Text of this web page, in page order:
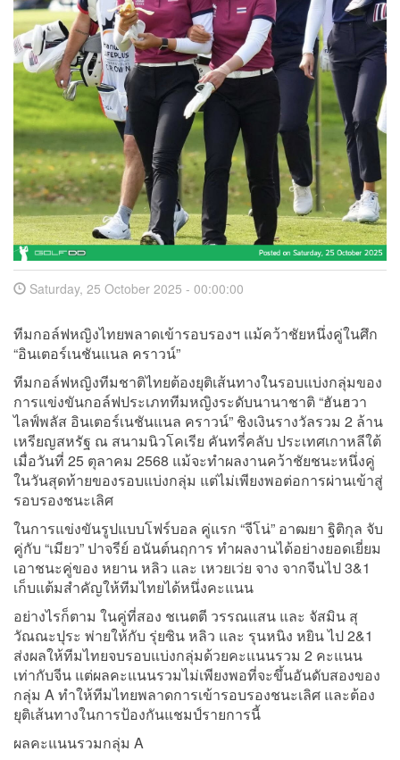
Saturday, 25 October 2025 - 00:00:00
ทีมกอล์ฟหญิงไทยพลาดเข้ารอบรองฯ แม้คว้าชัยหนึ่งคู่ในศึก
“อินเตอร์เนชันแนล คราวน์”
ทีมกอล์ฟหญิงทีมชาติไทยต้องยุติเส้นทางในรอบแบ่งกลุ่มของ
การแข่งขันกอล์ฟประเภททีมหญิงระดับนานาชาติ “ฮันฮวา
ไลฟ์พลัส อินเตอร์เนชันแนล คราวน์” ชิงเงินรางวัลรวม 2 ล้าน
เหรียญสหรัฐ ณ สนามนิวโคเรีย คันทรี่คลับ ประเทศเกาหลีใต้
เมื่อวันที่ 25 ตุลาคม 2568 แม้จะทำผลงานคว้าชัยชนะหนึ่งคู่
ในวันสุดท้ายของรอบแบ่งกลุ่ม แต่ไม่เพียงพอต่อการผ่านเข้าสู่
รอบรองชนะเลิศ
ในการแข่งขันรูปแบบโฟร์บอล คู่แรก “จีโน่” อาฒยา ฐิติกุล จับ
คู่กับ “เมียว” ปาจรีย์ อนันต์นฤการ ทำผลงานได้อย่างยอดเยี่ยม
เอาชนะคู่ของ หยาน หลิว และ เหวยเว่ย จาง จากจีนไป 3&1
เก็บแต้มสำคัญให้ทีมไทยได้หนึ่งคะแนน
อย่างไรก็ตาม ในคู่ที่สอง ชเนตตี วรรณแสน และ จัสมิน สุ
วัณณะปุระ พ่ายให้กับ รุ่ยซิน หลิว และ รุนหนิง หยิน ไป 2&1
ส่งผลให้ทีมไทยจบรอบแบ่งกลุ่มด้วยคะแนนรวม 2 คะแนน
เท่ากับจีน แต่ผลคะแนนรวมไม่เพียงพอที่จะขึ้นอันดับสองของ
กลุ่ม A ทำให้ทีมไทยพลาดการเข้ารอบรองชนะเลิศ และต้อง
ยุติเส้นทางในการป้องกันแชมป์รายการนี้
ผลคะแนนรวมกลุ่ม A